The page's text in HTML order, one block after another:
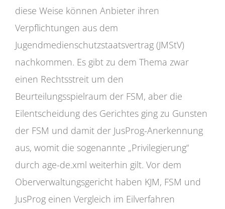
diese Weise können Anbieter ihren
Verpflichtungen aus dem
Jugendmedienschutzstaatsvertrag (JMStV)
nachkommen. Es gibt zu dem Thema zwar
einen Rechtsstreit um den
Beurteilungsspielraum der FSM, aber die
Eilentscheidung des Gerichtes ging zu Gunsten
der FSM und damit der JusProg-Anerkennung
aus, womit die sogenannte „Privilegierung“
durch age-de.xml weiterhin gilt. Vor dem
Oberverwaltungsgericht haben KJM, FSM und
JusProg einen Vergleich im Eilverfahren